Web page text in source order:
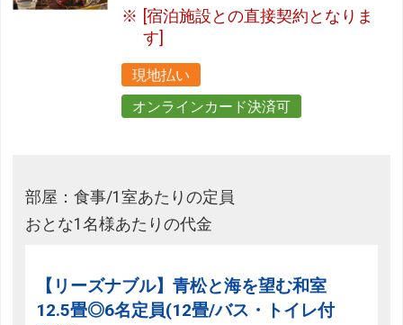
[宿泊施設との直接契約となりま
す]
現地払い
オンラインカード決済可
部屋：食事/1室あたりの定員
おとな1名様あたりの代金
【リーズナブル】青松と海を望む和室
12.5畳◎6名定員(12畳/バス・トイレ付